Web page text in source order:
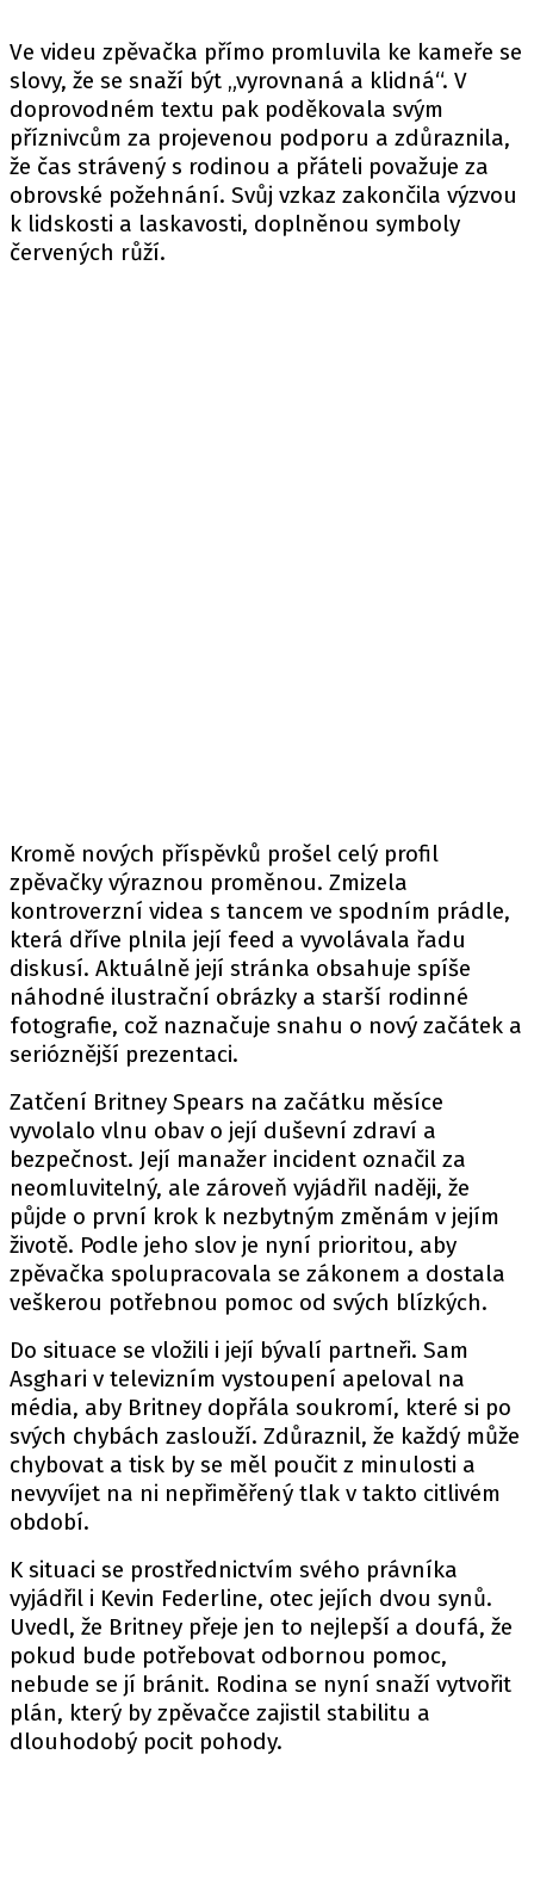
Ve videu zpěvačka přímo promluvila ke kameře se
slovy, že se snaží být „vyrovnaná a klidná“. V
doprovodném textu pak poděkovala svým
příznivcům za projevenou podporu a zdůraznila,
že čas strávený s rodinou a přáteli považuje za
obrovské požehnání. Svůj vzkaz zakončila výzvou
k lidskosti a laskavosti, doplněnou symboly
červených růží.
Kromě nových příspěvků prošel celý profil
zpěvačky výraznou proměnou. Zmizela
kontroverzní videa s tancem ve spodním prádle,
která dříve plnila její feed a vyvolávala řadu
diskusí. Aktuálně její stránka obsahuje spíše
náhodné ilustrační obrázky a starší rodinné
fotografie, což naznačuje snahu o nový začátek a
serióznější prezentaci.
Zatčení Britney Spears na začátku měsíce
vyvolalo vlnu obav o její duševní zdraví a
bezpečnost. Její manažer incident označil za
neomluvitelný, ale zároveň vyjádřil naději, že
půjde o první krok k nezbytným změnám v jejím
životě. Podle jeho slov je nyní prioritou, aby
zpěvačka spolupracovala se zákonem a dostala
veškerou potřebnou pomoc od svých blízkých.
Do situace se vložili i její bývalí partneři. Sam
Asghari v televizním vystoupení apeloval na
média, aby Britney dopřála soukromí, které si po
svých chybách zaslouží. Zdůraznil, že každý může
chybovat a tisk by se měl poučit z minulosti a
nevyvíjet na ni nepřiměřený tlak v takto citlivém
období.
K situaci se prostřednictvím svého právníka
vyjádřil i Kevin Federline, otec jejích dvou synů.
Uvedl, že Britney přeje jen to nejlepší a doufá, že
pokud bude potřebovat odbornou pomoc,
nebude se jí bránit. Rodina se nyní snaží vytvořit
plán, který by zpěvačce zajistil stabilitu a
dlouhodobý pocit pohody.